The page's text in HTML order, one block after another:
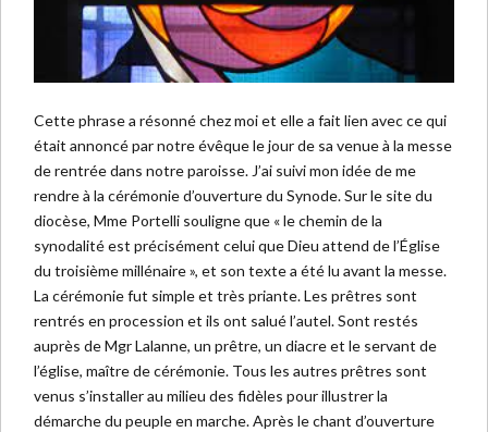
Cette phrase a résonné chez moi et elle a fait lien avec ce qui
était annoncé par notre évêque le jour de sa venue à la messe
de rentrée dans notre paroisse. J’ai suivi mon idée de me
rendre à la cérémonie d’ouverture du Synode. Sur le site du
diocèse, Mme Portelli souligne que « le chemin de la
synodalité est précisément celui que Dieu attend de l’Église
du troisième millénaire », et son texte a été lu avant la messe.
La cérémonie fut simple et très priante. Les prêtres sont
rentrés en procession et ils ont salué l’autel. Sont restés
auprès de Mgr Lalanne, un prêtre, un diacre et le servant de
l’église, maître de cérémonie. Tous les autres prêtres sont
venus s’installer au milieu des fidèles pour illustrer la
démarche du peuple en marche. Après le chant d’ouverture